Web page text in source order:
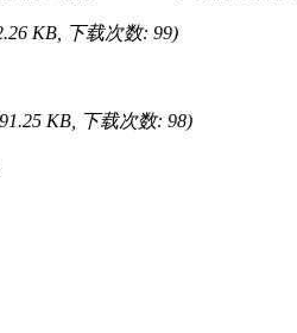
KB, 下载次数: 99)
KB, 下载次数: 98)